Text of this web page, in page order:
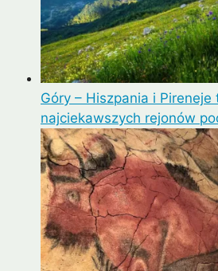
Góry – Hiszpania i Pireneje
najciekawszych rejonów